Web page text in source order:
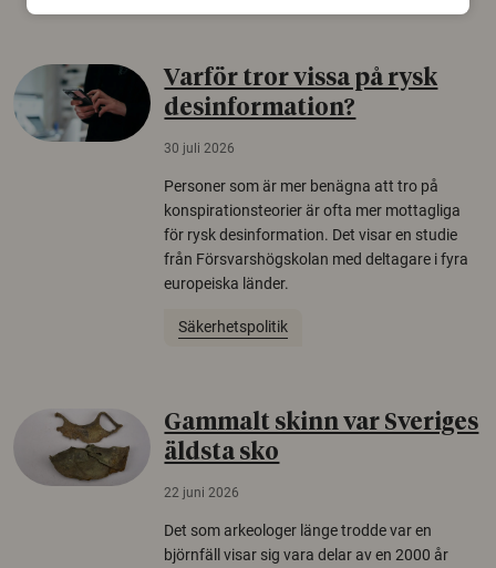
Varför tror vissa på rysk
desinformation?
30 juli 2026
Personer som är mer benägna att tro på
konspirationsteorier är ofta mer mottagliga
för rysk desinformation. Det visar en studie
från Försvarshögskolan med deltagare i fyra
europeiska länder.
Säkerhetspolitik
Gammalt skinn var Sveriges
äldsta sko
22 juni 2026
Det som arkeologer länge trodde var en
björnfäll visar sig vara delar av en 2000 år